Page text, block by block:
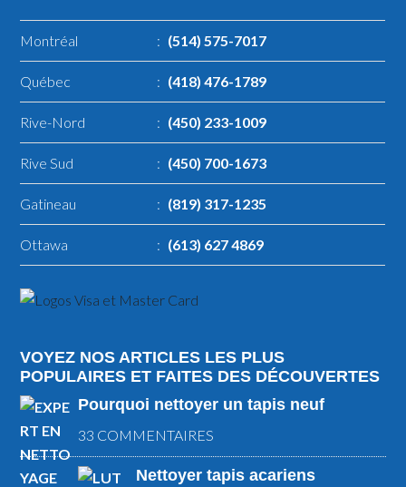
Montréal : (514) 575-7017
Québec : (418) 476-1789
Rive-Nord : (450) 233-1009
Rive Sud : (450) 700-1673
Gatineau : (819) 317-1235
Ottawa : (613) 627 4869
VOYEZ NOS ARTICLES LES PLUS
POPULAIRES ET FAITES DES DÉCOUVERTES
Pourquoi nettoyer un tapis neuf
33 COMMENTAIRES
Nettoyer tapis acariens